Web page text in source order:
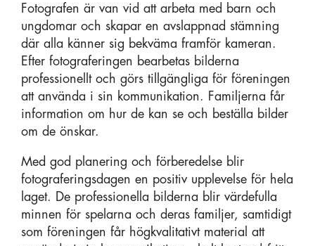
Fotografen är van vid att arbeta med barn och
ungdomar och skapar en avslappnad stämning
där alla känner sig bekväma framför kameran.
Efter fotograferingen bearbetas bilderna
professionellt och görs tillgängliga för föreningen
att använda i sin kommunikation. Familjerna får
information om hur de kan se och beställa bilder
om de önskar.
Med god planering och förberedelse blir
fotograferingsdagen en positiv upplevelse för hela
laget. De professionella bilderna blir värdefulla
minnen för spelarna och deras familjer, samtidigt
som föreningen får högkvalitativt material att